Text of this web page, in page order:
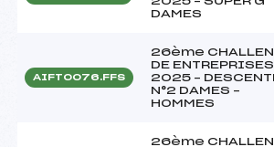
DAMES
AIFT0076.FFS
26ème
DE ENTREPRISES
2025 –
N°2 DAMES –
HOMMES
26ème